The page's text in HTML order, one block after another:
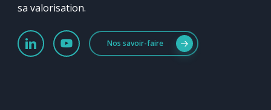
sa valorisation.
Nos savoir-faire